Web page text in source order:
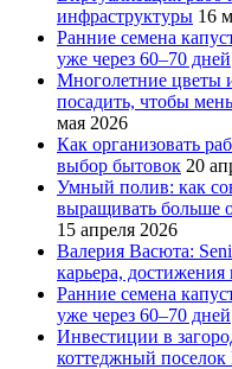
инфраструктуры 16
Ранние семена
уже через 60–70 дней
Многолетние цветы
посадить, чтобы
мая 2026
Как организовать
выбор бытовок 20
Умный полив: как
выращивать больше
15 апреля 2026
Валерия Васюта:
карьера, достижения
Ранние семена
уже через 60–70 дней
Инвестиции в
коттеджный